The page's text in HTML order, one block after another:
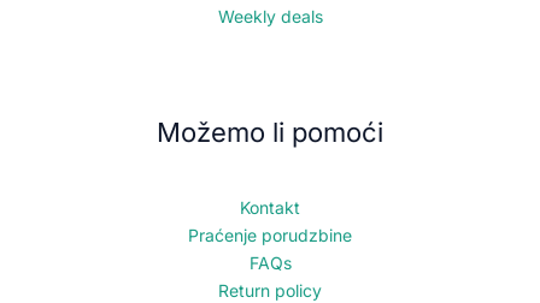
Weekly deals
Možemo li pomoći
Kontakt
Praćenje porudzbine
FAQs
Return policy